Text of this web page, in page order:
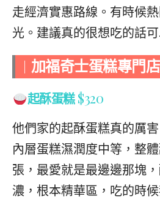
走經濟實惠路線。有時候
光。建議真的很想吃的話
加福奇士蛋糕專門店
起酥蛋糕$320
他們家的起酥蛋糕真的厲
內層蛋糕濕潤度中等，整
張，最愛就是最邊邊那塊
濃，根本精華區，吃的時